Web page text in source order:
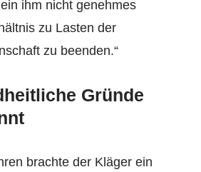
ihm nicht genehmes
zu Lasten der
zu beenden.“
Gründe
brachte der Kläger ein